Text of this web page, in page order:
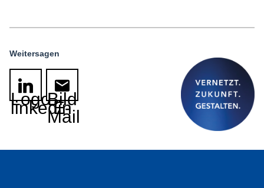
Weitersagen
Logo
linkedin
Bild
E-
Mail